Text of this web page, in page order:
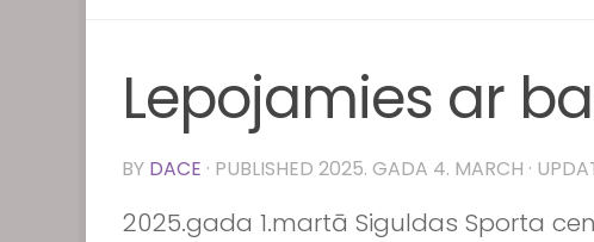
Lepojamies ar
BY DACE · PUBLISHED 2025. GADA 4. MARCH ·
2025.gada 1.martā Siguldas Sporta